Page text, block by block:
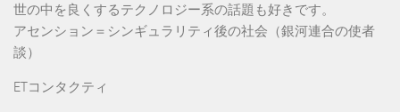
世の中を良くするテクノロジー系の話題も好きです。
アセンション＝シンギュラリティ後の社会（銀河連合の使者
談）
ETコンタクティ